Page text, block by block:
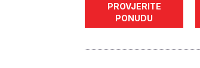
PROVJERITE
PONUDU